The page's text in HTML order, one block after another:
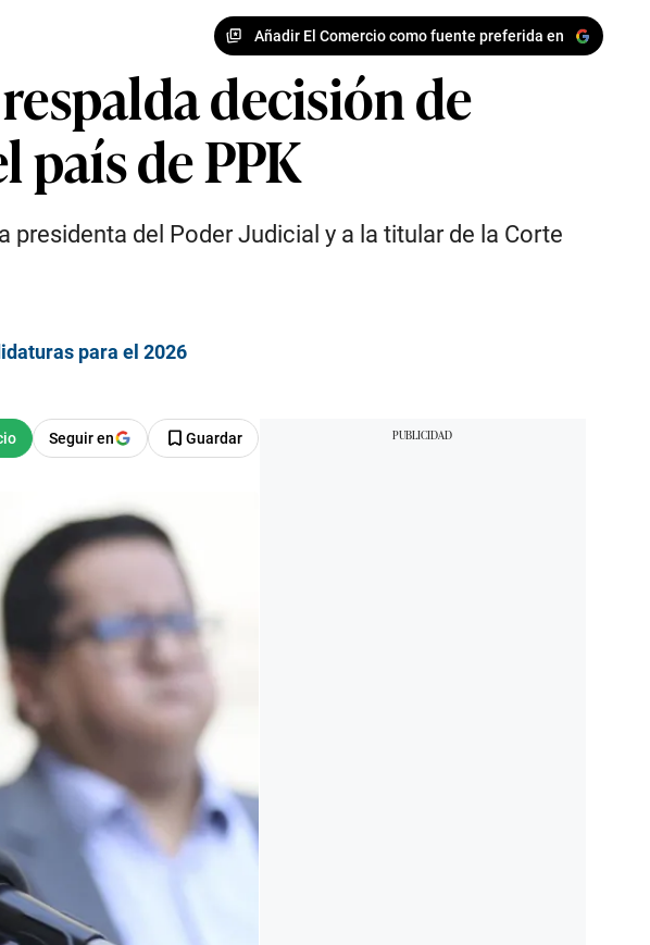
Añadir El Comercio como fuente preferida en
decisión de
de PPK
del Poder Judicial y a la titular de la Corte
para el 2026
Seguir en Guardar